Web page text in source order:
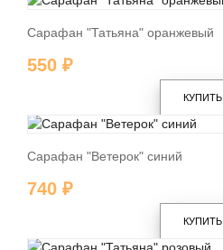
КУПИТЬ
Сарафан "Татьяна" оранжевый
550 ₽
КУПИТЬ
Сарафан "Ветерок" синий
740 ₽